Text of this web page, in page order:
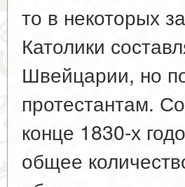
то в некоторых
Католики
Швейцарии, но
протестантам.
конце 1830-х
общее